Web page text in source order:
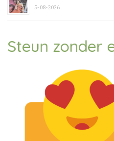
5-08-2026
Steun zonder